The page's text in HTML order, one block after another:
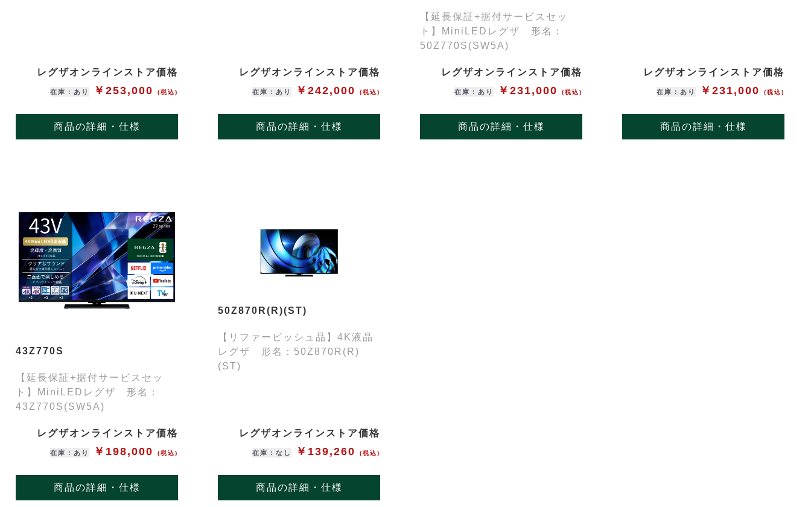
レグザオンラインストア価格
在庫：あり ￥253,000(税込)
商品の詳細・仕様
レグザオンラインストア価格
在庫：あり ￥242,000(税込)
商品の詳細・仕様
【延長保証+据付サービスセッ
ト】MiniLEDレグザ 形名：
50Z770S(SW5A)
レグザオンラインストア価格
在庫：あり ￥231,000(税込)
商品の詳細・仕様
レグザオンラインストア価格
在庫：あり ￥231,000(税込)
商品の詳細・仕様
43Z770S
【延長保証+据付サービスセッ
ト】MiniLEDレグザ 形名：
43Z770S(SW5A)
レグザオンラインストア価格
在庫：あり ￥198,000(税込)
商品の詳細・仕様
50Z870R(R)(ST)
【リファービッシュ品】4K液晶
レグザ 形名：50Z870R(R)
(ST)
レグザオンラインストア価格
在庫：なし ￥139,260(税込)
商品の詳細・仕様